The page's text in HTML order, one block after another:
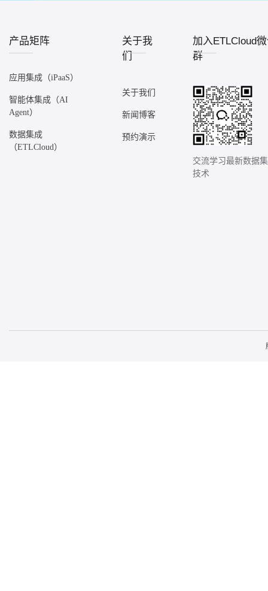
产品矩阵
应用集成（iPaaS）
智能体集成（AI
Agent）
数据集成
（ETLCloud）
关于我
们
关于我们
新闻博客
预约演示
加入ETLCloud
群
交流学习最新数据
技术